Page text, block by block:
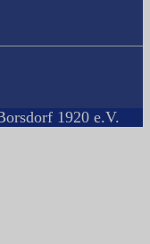
1920 e.V.